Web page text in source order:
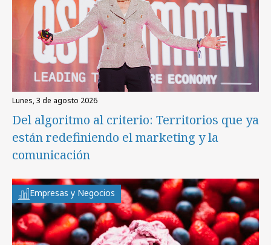
lunes, 3 de agosto 2026
Del algoritmo al criterio: Territorios que ya
están redefiniendo el marketing y la
comunicación
Empresas y Negocios